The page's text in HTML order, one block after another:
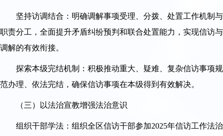
坚持访调结合：明确调解事项受理、分拨、处置工作机制与
职责分工，全面提升矛盾纠纷预判和联合处置能力，实现信访与
调解的有效衔接。
探索本级完结机制：积极推动重大、疑难、复杂信访事项规
范办理、依法完结，确保信访事项在本级得到有效解决。
（三）以法治宣教增强法治意识
组织干部学法：组织全区信访干部参加2025年信访工作法治